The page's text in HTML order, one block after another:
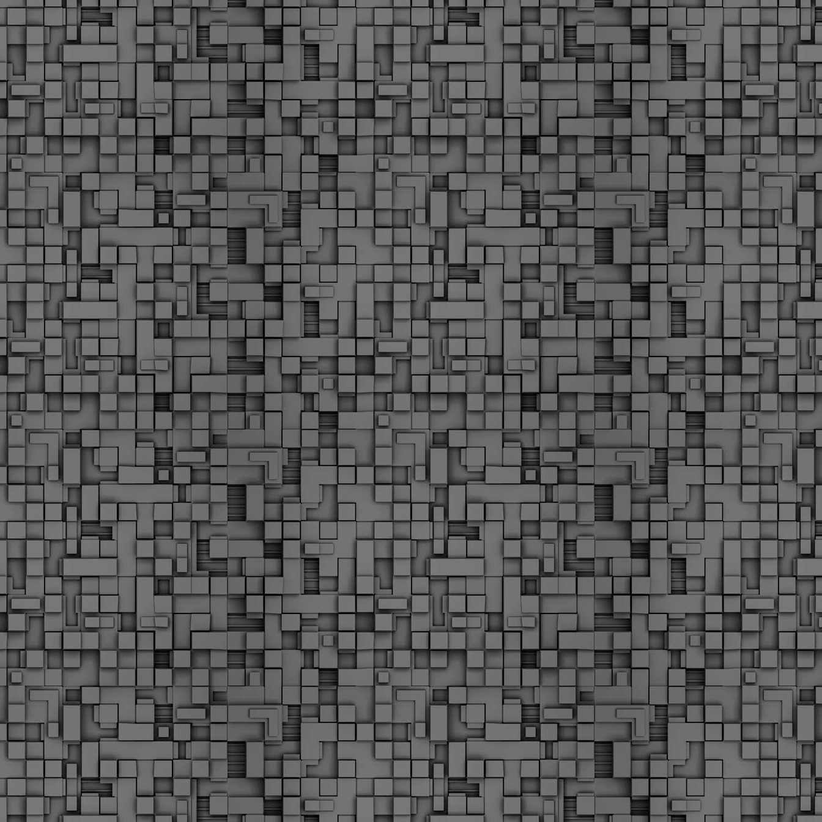
σε δήμους της χώρας. Το Dimastin, αναζητεί σχετικό
φωτογραφικό υλικό στο διαδίκτυο και σας το παρουσιάζει σε
αυτή την ανάρτηση. Επίσης, σας καλούμε, αν διαπιστώσετε ότι
μας έχουν "ξεφύγει" ορκωμοσίες, μπορείτε να στέλνετε το
φωτογραφικό τους υλικό στο dimasthes@gmail.gr ώστε να το
δημοσιεύουμε εδώ, άμεσα.
MAR
Θεσσαλονίκη: Ορκίστηκαν οι 75 νέοι δημοτικοί
αστυνομικοί – Τι τους ζήτησε ο Αγγελούδης
Ενισχύεται το έργο της δημοτικής αστυνομίας στο δήμο
Θεσσαλονίκης καθώς το πρωί της Τετάρτης 18 Μαρτίου
ορκίστηκαν οι 75 νέοι δημοτικοί αστυνομικοί.
«Με αυτούς, σε λίγους μήνες αποκτά ένα ισχυρό σώμα η
δημοτική αστυνομία. Θα είναι πιο κοντά στον πολίτη. Είχα την
ευκαιρία να είμαι σήμερα στην ορκωμοσία τους.
MAR
Ξεκίνησαν εδώ και μια εβδομάδα οι αφίξεις των
νεοπροσληφθέντων Δημοτικών Αστυνομικών στους
δήμους και οι ορκωμοσίες τους - Πλήρες
Μεγάλες μέρες ζει ο "οργανισμός" της Δημοτικής Αστυνομίας!
Να θυμίσουμε ότι κανονικές προσλήψεις στην Δημοτική
Αστυνομία έχουν να γίνουν από το 2010. Δεκαέξι ολόκληρα
χρόνια! Και βέβαια, ακόμη και με αυτές τις προσλήψεις, δεν
φτάνουμε ούτε τα 2/3 των Δημοτικών Αστυνομικών που
υπηρετούσαν το 2013 προ της κατάργησης της υπηρεσίας με
απόφαση του σημερινού πρωθυπουργού Κυριάκου Μητσοτάκη. Ας
είναι...
2
Δημοτική Αστυνομία Θεσσαλονίκης: Διμηνιαίος
απολογισμός ελέγχων τήρησης νομοθεσίας
Τον απολογισμό των δράσεων ελέγχου για τα ζώα συντροφιάς
κατά το δίμηνο Ιανουαρίου – Φεβρουαρίου 2026 παρουσιάζει η
Δημοτική Αστυνομία Θεσσαλονίκης, με στόχο την προστασία των
ζώων και την ομαλή συμβίωση στην πόλη.
FEB
18
ΣτΕ: Οριστική απόρριψη της επαναφοράς του 13ου
και 14ου μισθού για τους δημοσίους υπαλλήλους
Με την απόφαση αυτή, το ΣτΕ απορρίπτει οριστικά τις
αξιώσεις των δημοσίων υπαλλήλων για επαναφορά των
δώρων, επικυρώνοντας την τρέχουσα κατάσταση παρά τις
αντιδράσεις της ΑΔΕΔΥ
Το ΣτΕ απέρριψε οριστικά την προσφυγή της ΑΔΕΔΥ και ενός
εκπαιδευτικού για την επαναφορά των δώρων Χριστουγέννων,
Πάσχα και θερινής άδειας (13ος και 14ος μισθός) στους
εργαζόμενους του δημόσιου τομέα, κλείνοντας μια μακρά
διαμάχη δεκαετιών που αφορούσε τις μνημονιακές περικοπές.
Γνωστοποίηση έκδοσης οριστικών αποτελεσμάτων –
Παροχή οδηγιών.
► Δείτε/κατεβάστε την πολυαναμενόμενη εγκύκλιο του Υπ.
FEB
1
Με διαρροή 2 μέρες πριν την στάση εργασίας
ενημερώνει το ΣτΕ για την απόρριψη της επαναφοράς